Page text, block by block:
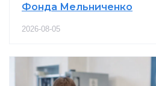
Фонда Мельниченко
2026-08-05